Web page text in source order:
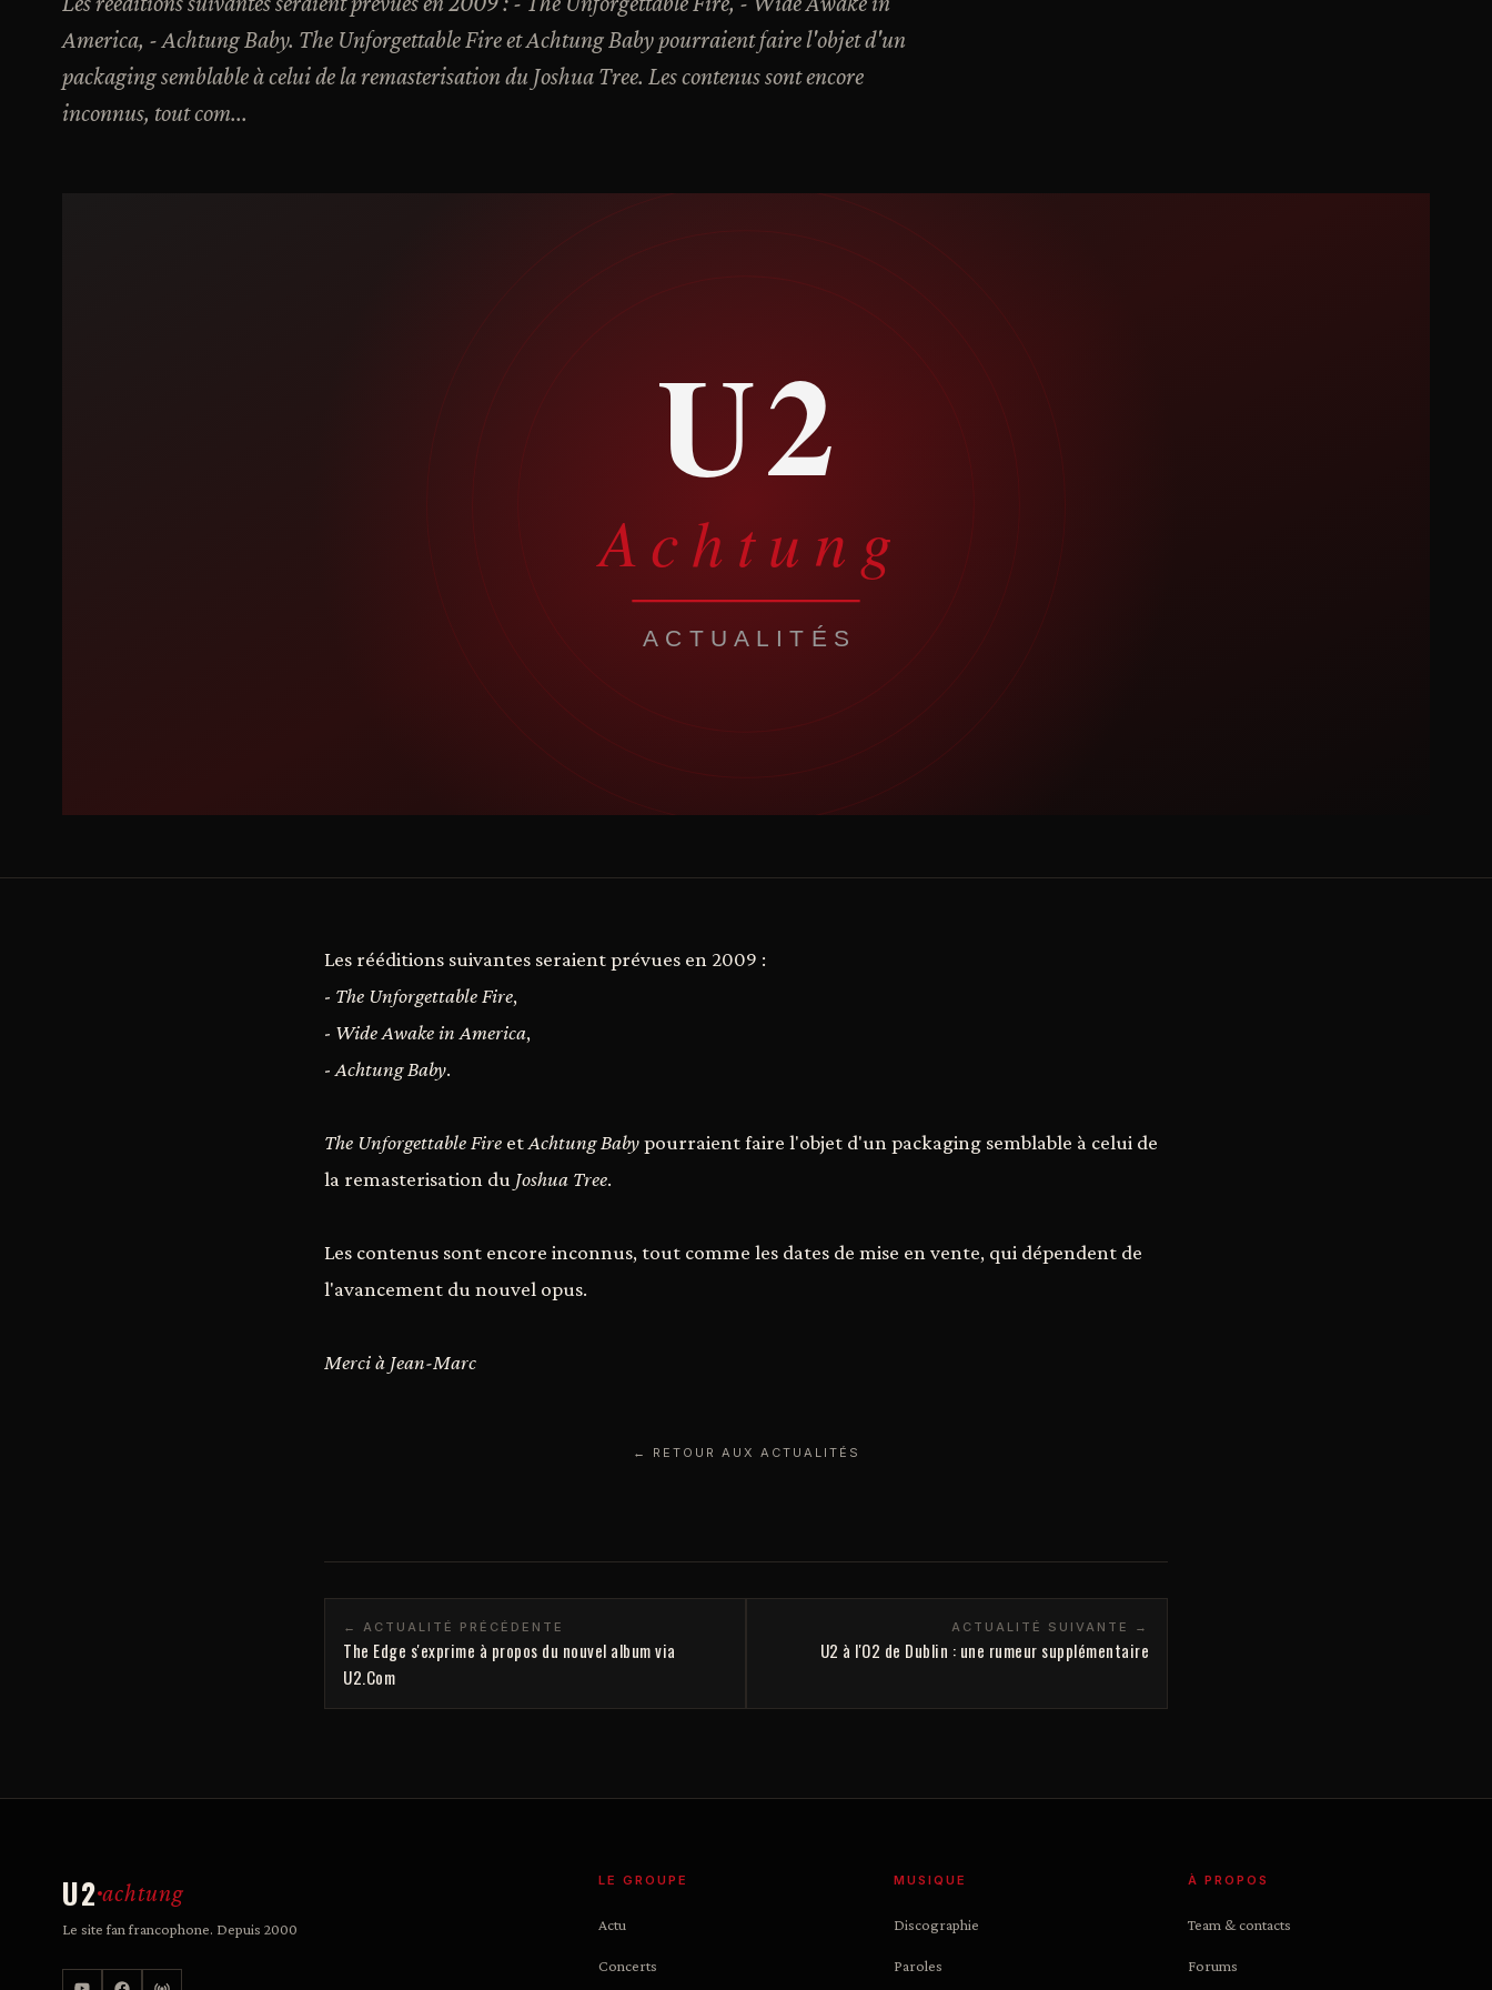
America, - Achtung Baby. The Unforgettable Fire et Achtung Baby pourraient faire l'objet d'un
packaging semblable à celui de la remasterisation du Joshua Tree. Les contenus sont encore
inconnus, tout com...
Les rééditions suivantes seraient prévues en 2009 :
- The Unforgettable Fire,
- Wide Awake in America,
- Achtung Baby.
The Unforgettable Fire etAchtung Babypourraient faire l'objet d'un packaging semblable à celui de
la remasterisation du Joshua Tree.
Les contenus sont encore inconnus, tout comme les dates de mise en vente, qui dépendent de
l'avancement du nouvel opus.
Merci à Jean-Marc
← RETOUR AUX ACTUALITÉS
← ACTUALITÉ PRÉCÉDENTE
The Edge s'exprime à propos du nouvel album via
U2.Com
ACTUALITÉ SUIVANTE →
U2 à l'O2 de Dublin : une rumeur supplémentaire
U2 achtung
Le site fan francophone. Depuis 2000
LE GROUPE
Actu
Concerts
MUSIQUE
Discographie
Paroles
À PROPOS
Team & contacts
Forums